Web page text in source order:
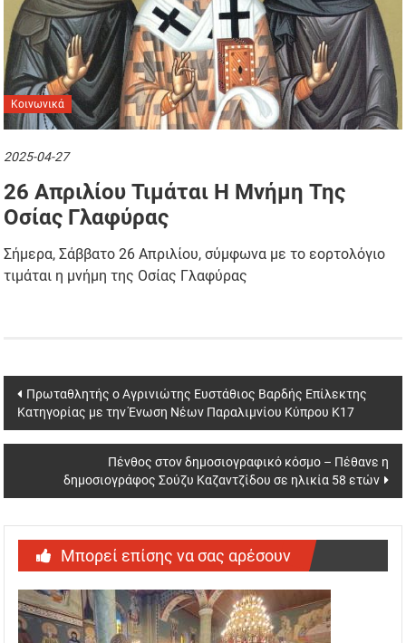
Κοινωνικά
2025-04-27
26 Απριλίου Τιμάται Η Μνήμη Της
Οσίας Γλαφύρας
Σήμερα, Σάββατο 26 Απριλίου, σύμφωνα με το εορτολόγιο
τιμάται η μνήμη της Οσίας Γλαφύρας
Post
navigation
Πρωταθλητής ο Αγρινιώτης Ευστάθιος Βαρδής Επίλεκτης
Κατηγορίας με την Ένωση Νέων Παραλιμνίου Κύπρου Κ17
Πένθος στον δημοσιογραφικό κόσμο – Πέθανε η
δημοσιογράφος Σούζυ Καζαντζίδου σε ηλικία 58 ετών
Μπορεί επίσης να σας αρέσουν